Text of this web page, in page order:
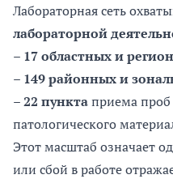
Лабораторная сеть
лабораторной
– 17 областных и
– 149 районных и
–22 пунктаприема проб
патологического
Этот масштаб означает
или сбой в работе